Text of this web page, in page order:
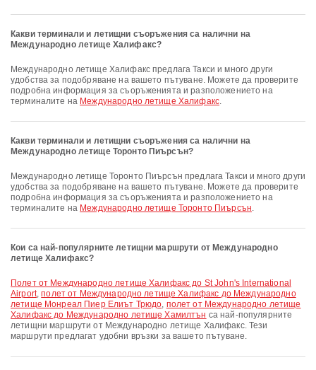
Какви терминали и летищни съоръжения са налични на
Международно летище Халифакс?
Международно летище Халифакс предлага Такси и много други
удобства за подобряване на вашето пътуване. Можете да проверите
подробна информация за съоръженията и разположението на
терминалите на Международно летище Халифакс.
Какви терминали и летищни съоръжения са налични на
Международно летище Торонто Пиърсън?
Международно летище Торонто Пиърсън предлага Такси и много други
удобства за подобряване на вашето пътуване. Можете да проверите
подробна информация за съоръженията и разположението на
терминалите на Международно летище Торонто Пиърсън.
Кои са най-популярните летищни маршрути от Международно
летище Халифакс?
полет от Международно летище Халифакс до St John's International
Airport,полет от Международно летище Халифакс до Международно
летище Монреал Пиер Елиът Трюдо, полет от Международно летище
Халифакс до Международно летище Хамилтън са най-популярните
летищни маршрути от Международно летище Халифакс. Тези
маршрути предлагат удобни връзки за вашето пътуване.